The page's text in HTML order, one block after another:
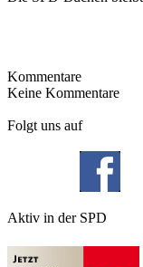
Kommentare
Keine Kommentare
Folgt uns auf
Aktiv in der SPD